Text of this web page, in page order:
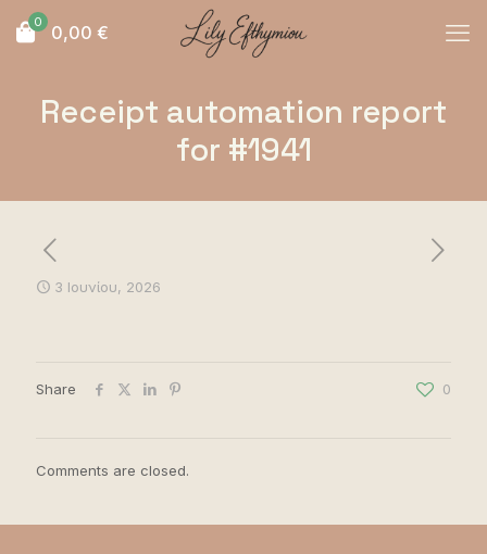
0 0,00 €
Receipt automation report
for #1941
3 Ιουνίου, 2026
Share 0
Comments are closed.